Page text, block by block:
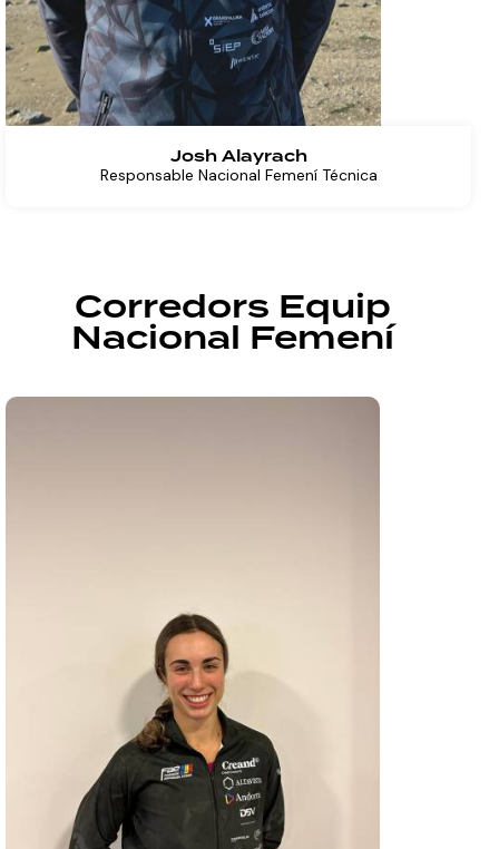
Josh Alayrach
Responsable Nacional Femení Técnica
Corredors Equip
Nacional Femení